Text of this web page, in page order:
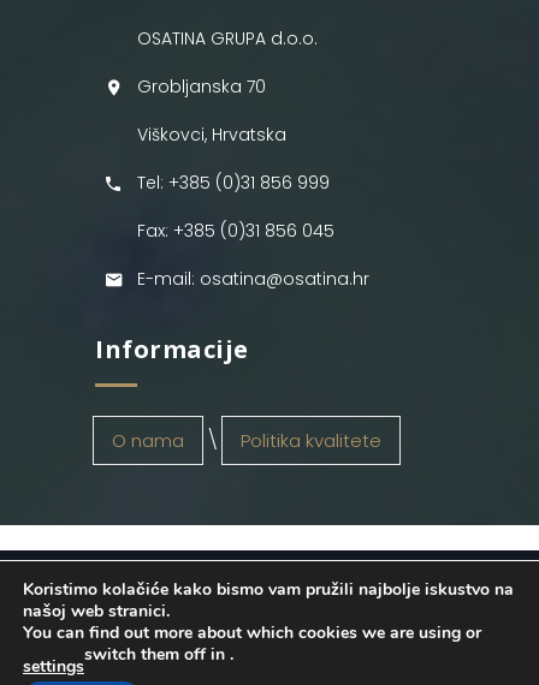
OSATINA GRUPA d.o.o.
Grobljanska 70
Viškovci, Hrvatska
Tel: +385 (0)31 856 999
Fax: +385 (0)31 856 045
E-mail: osatina@osatina.hr
Informacije
O nama Politika kvalitete
OSATINA GRUPA d.o.o. 2026
. Configured
byINFOS Osijek. Sva prava pridržana.
Koristimo kolačiće kako bismo vam pružili najbolje iskustvo na
našoj web stranici.
You can find out more about which cookies we are using or
switch them off in
settings
.